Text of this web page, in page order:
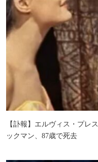
【訃報】エルヴィス・プ
ックマン、87歳で死去